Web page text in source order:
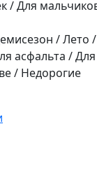
/ Для
/ Лето
асфальта /
/ Недорогие